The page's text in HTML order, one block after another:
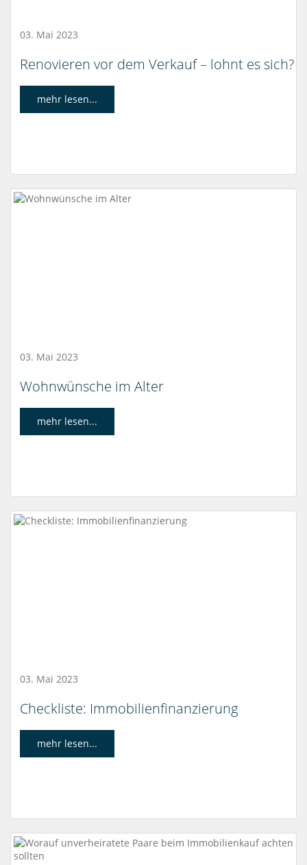
03. Mai 2023
Renovieren vor dem Verkauf – lohnt es sich?
mehr lesen...
03. Mai 2023
Wohnwünsche im Alter
mehr lesen...
03. Mai 2023
Checkliste: Immobilienfinanzierung
mehr lesen...